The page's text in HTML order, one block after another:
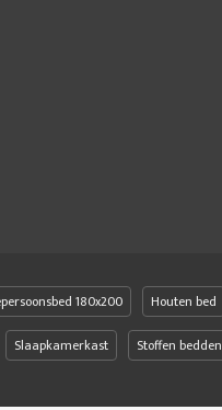
180x200 Houten bed
Slaapkamerkast Stoffen bedden